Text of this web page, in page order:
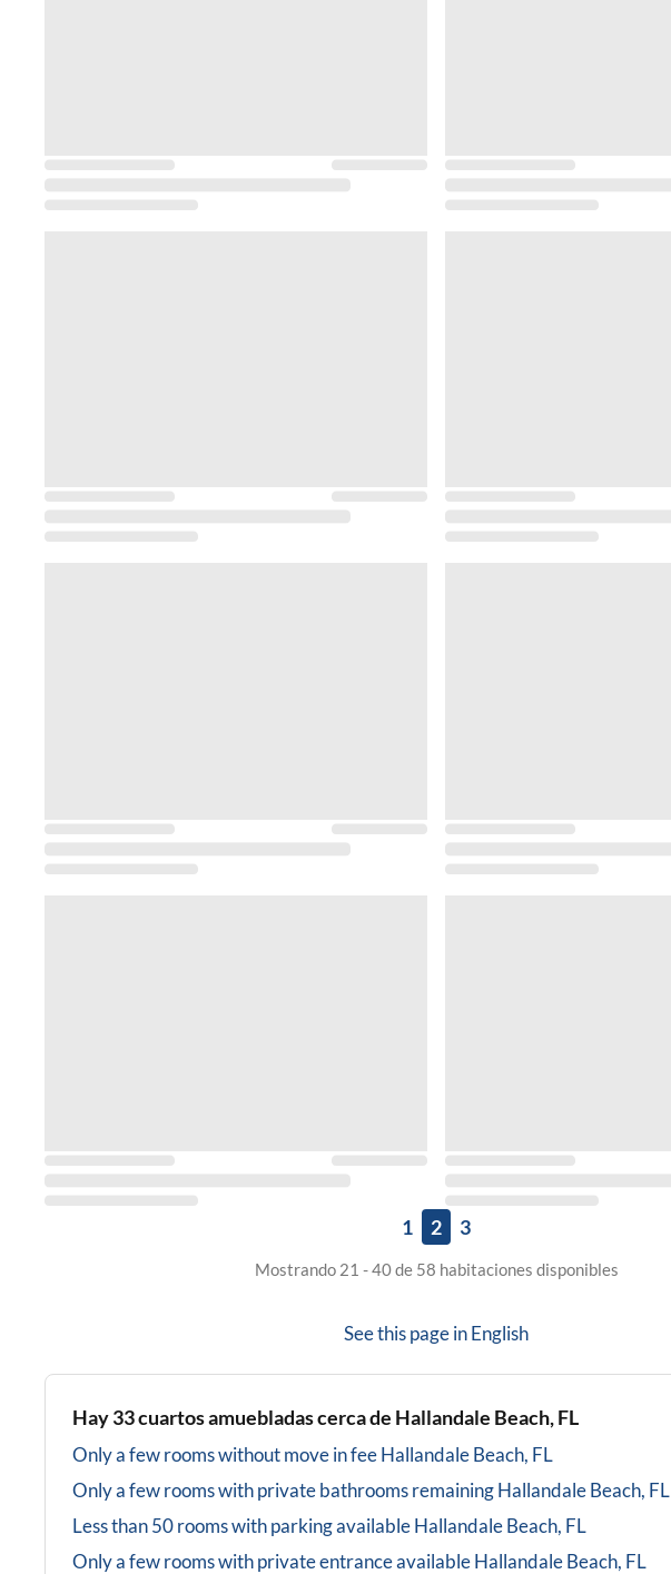
1 2 3
Mostrando 21 - 40 de 58 habitaciones disponibles
See this page inEnglish
Hay33cuartos amuebladas cerca de Hallandale Beach, FL
Only a few rooms without move in feeHallandale Beach, FL
Only a few rooms with private bathroomsremainingHallandale Beach, FL
Less than 50 rooms with parking availableHallandale Beach, FL
Only a few rooms with private entrance availableHallandale Beach, FL